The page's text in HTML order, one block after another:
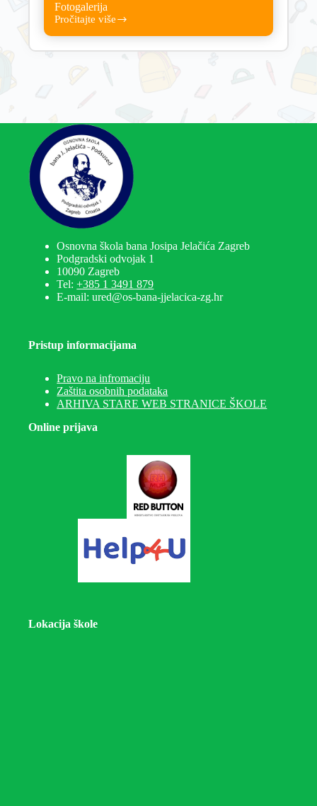
Fotogalerija
Pročitajte više
Osnovna škola bana Josipa Jelačića Zagreb
Podgradski odvojak 1
10090 Zagreb
Tel:+385 1 3491 879
E-mail: ured@os-bana-jjelacica-zg.hr
Pristup informacijama
Pravo na infromaciju
Zaštita osobnih podataka
ARHIVA STARE WEB STRANICE ŠKOLE
Online prijava
Lokacija škole